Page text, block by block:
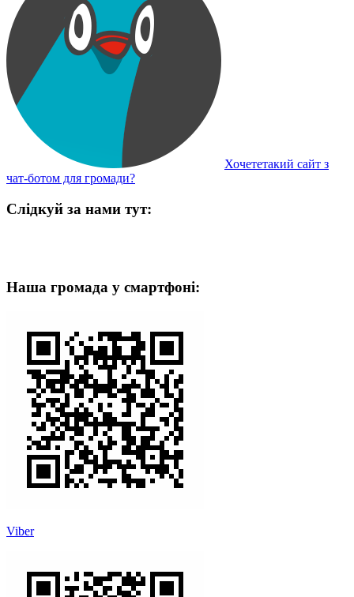
Хочететакий сайт з
чат-ботом для громади?
Слідкуй за нами тут:
Наша громада у смартфоні:
Viber